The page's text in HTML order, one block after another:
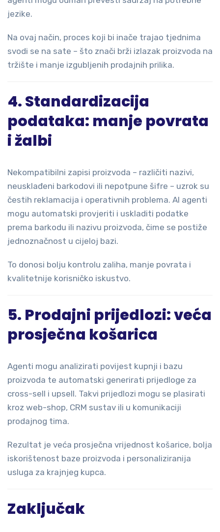
jezike.
Na ovaj način, proces koji bi inače trajao tjednima
svodi se na sate – što znači brži izlazak proizvoda na
tržište i manje izgubljenih prodajnih prilika.
4. Standardizacija
podataka: manje povrata
i žalbi
Nekompatibilni zapisi proizvoda – različiti nazivi,
neusklađeni barkodovi ili nepotpune šifre – uzrok su
čestih reklamacija i operativnih problema. AI agenti
mogu automatski provjeriti i uskladiti podatke
prema barkodu ili nazivu proizvoda, čime se postiže
jednoznačnost u cijeloj bazi.
To donosi bolju kontrolu zaliha, manje povrata i
kvalitetnije korisničko iskustvo.
5. Prodajni prijedlozi: veća
prosječna košarica
Agenti mogu analizirati povijest kupnji i bazu
proizvoda te automatski generirati prijedloge za
cross-sell i upsell. Takvi prijedlozi mogu se plasirati
kroz web-shop, CRM sustav ili u komunikaciji
prodajnog tima.
Rezultat je veća prosječna vrijednost košarice, bolja
iskorištenost baze proizvoda i personaliziranija
usluga za krajnjeg kupca.
Zaključak